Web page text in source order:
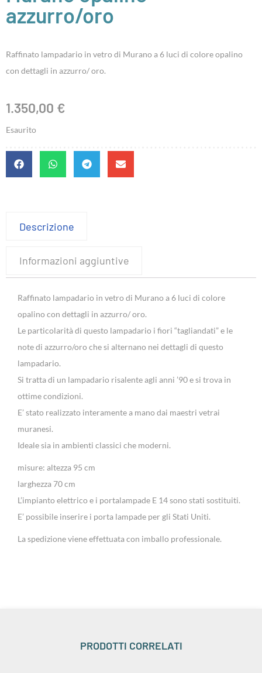
azzurro/oro
Raffinato lampadario in vetro di Murano a 6 luci di colore opalino
con dettagli in azzurro/ oro.
1.350,00 €
Esaurito
Descrizione
Informazioni aggiuntive
Raffinato lampadario in vetro di Murano a 6 luci di colore
opalino con dettagli in azzurro/ oro.
Le particolarità di questo lampadario i fiori “tagliandati” e le
note di azzurro/oro che si alternano nei dettagli di questo
lampadario.
Si tratta di un lampadario risalente agli anni ’90 e si trova in
ottime condizioni.
E’ stato realizzato interamente a mano dai maestri vetrai
muranesi.
Ideale sia in ambienti classici che moderni.
misure: altezza 95 cm
larghezza 70 cm
L’impianto elettrico e i portalampade E 14 sono stati sostituiti.
E’ possibile inserire i porta lampade per gli Stati Uniti.
La spedizione viene effettuata con imballo professionale.
PRODOTTI CORRELATI